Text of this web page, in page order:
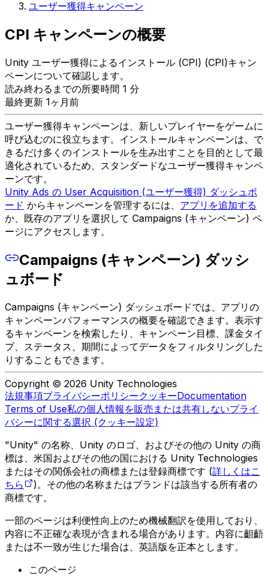
ユーザー獲得キャンペーン
CPI キャンペーンの概要
Unity ユーザー獲得によるインストール (CPI) (CPI)キャン
ペーンについて確認します。
読み終わるまでの所要時間 1 分
最終更新 1ヶ月前
ユーザー獲得キャンペーンは、新しいプレイヤーをゲームに
呼び込むのに役立ちます。インストールキャンペーンは、で
きるだけ多くのインストールを生み出すことを目的として最
適化されているため、スタンダードなユーザー獲得キャンペ
ーンです。
Unity Ads の User Acquisition (ユーザー獲得) ダッシュボ
ード からキャンペーンを管理するには、 アプリを追加する
か、既存のアプリを選択して Campaigns (キャンペーン) ペ
ージにアクセスします。
Campaigns (キャンペーン) ダッシ
ュボード
Campaigns (キャンペーン) ダッシュボードでは、アプリの
キャンペーンパフォーマンスの概要を確認できます。表示す
るキャンペーンを検索したり、キャンペーン目標、課金タイ
プ、ステータス、期間によってデータをフィルタリングした
りすることもできます。
Copyright © 2026 Unity Technologies
法規事項プライバシーポリシークッキーDocumentation
Terms of Use私の個人情報を販売または共有しないプライ
バシーに関する選択 (クッキー設定)
"Unity" の名称、Unity のロゴ、およびその他の Unity の商
標は、米国およびその他の国における Unity Technologies
またはその関係会社の商標または登録商標です (詳しくはこ
ちら
)。その他の名称またはブランドは該当する所有者の
商標です。
一部のページは利便性向上のため機械翻訳を使用しており、
内容に不正確な表現が含まれる場合があります。内容に齟齬
または不一致が生じた場合は、英語版を正本とします。
このページ